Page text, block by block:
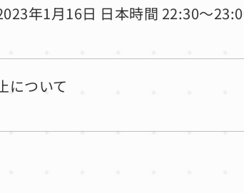
年1月16日 日本時間 22:30〜
について